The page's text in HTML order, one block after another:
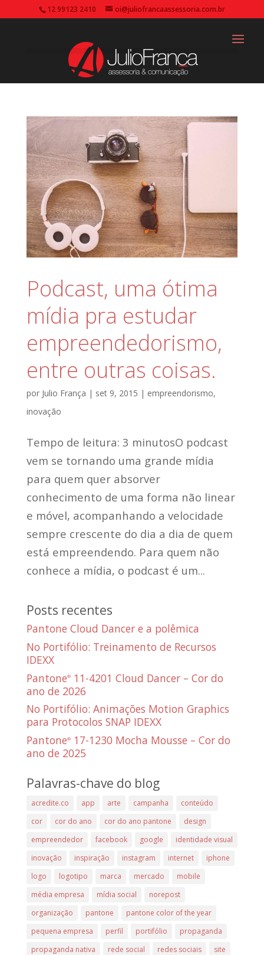
12 99123 2410 oi@juliofrancaassessoria.com.br
Podcast, uma ótima
mídia pra estudar
empreendedorismo,
entre outras coisas.
por Julio França | set 9, 2015 | empreendorismo,
inovação
Tempo de leitura: 3 minutosO podcast
vem se tornando uma grande mídia
para quem quer absorver
conhecimento de uma forma não linear
e móvel, acompanhando a velocidade
sempre crescente do dia a dia de quem
está empreendendo. Para quem não
conhece a mídia, o podcast é um...
Posts recentes
Pantone Cloud Dancer e a polêmica
No Portifólio: Treinamento de Recursos
IDEXX
Pantone®11-4201 Cloud Dancer – Cor do
ano de 2026
No Portifólio: Animações Motion Graphics
para Protocolos SNAP IDEXX
Pantone®17-1230 Mocha Mousse – Cor do
ano de 2025
Palavras-chave do blog
acredite.co app arte campanha
conteúdo
cor
cor do ano cor do ano pantone
design
empreendedor
facebook google
identidade visual
inovação
inspiração instagram internet
iphone
logo
logotipo marca mercado
mobile
média empresa
mídia social
norepost
organização
pantone
pantone color of the year
pequena empresa
perfil portifólio
propaganda
propaganda nativa
rede social redes sociais
site